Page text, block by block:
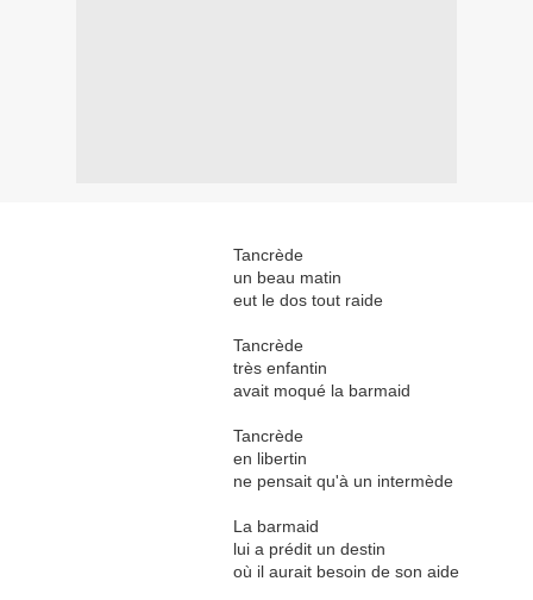
Tancrède
un beau matin
eut le dos tout raide
Tancrède
très enfantin
avait moqué la barmaid
Tancrède
en libertin
ne pensait qu'à un intermède
La barmaid
lui a prédit un destin
où il aurait besoin de son aide